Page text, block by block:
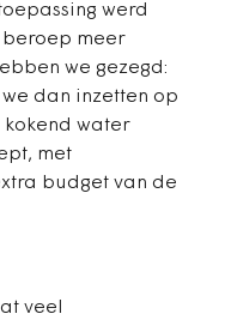
werd
beroep meer
we gezegd:
dan inzetten op
kokend water
met
budget van de
veel